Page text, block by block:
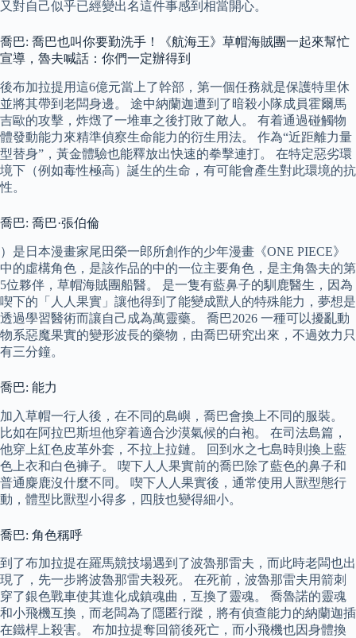
又對自己似乎已經變出名這件事感到相當開心。
喬巴: 喬巴也叫你要勤洗手！《航海王》草帽海賊團一起來幫忙
宣導，魯夫喊話：你們一定辦得到
後布加拉提用這6億元當上了幹部，第一個任務就是保護特里休
並將其帶到老闆身邊。 途中納蘭迦遭到了暗殺小隊成員霍爾馬
吉歐的攻擊，炸燬了一堆車之後打敗了敵人。 有着通過碰觸物
體發動能力來精準偵察生命能力的衍生用法。 作為“近距離力量
型替身”，黃金體驗也能釋放出快速的拳擊連打。 在特定惡劣環
境下（例如毒性極高）誕生的生命，有可能會產生對此環境的抗
性。
喬巴: 喬巴·張伯倫
）是日本漫畫家尾田榮一郎所創作的少年漫畫《ONE PIECE》
中的虛構角色，是該作品的中的一位主要角色，是主角魯夫的第
5位夥伴，草帽海賊團船醫。 是一隻有藍鼻子的馴鹿醫生，因為
喫下的「人人果實」讓他得到了能變成獸人的特殊能力，夢想是
透過學習醫術而讓自己成為萬靈藥。 喬巴2026 一種可以擾亂動
物系惡魔果實的變形波長的藥物，由喬巴研究出來，不過效力只
有三分鐘。
喬巴: 能力
加入草帽一行人後，在不同的島嶼，喬巴會換上不同的服裝。
比如在阿拉巴斯坦他穿着適合沙漠氣候的白袍。 在司法島篇，
他穿上紅色皮革外套，不拉上拉鏈。 回到水之七島時則換上藍
色上衣和白色褲子。 喫下人人果實前的喬巴除了藍色的鼻子和
普通麋鹿沒什麼不同。 喫下人人果實後，通常使用人獸型態行
動，體型比獸型小得多，四肢也變得細小。
喬巴: 角色稱呼
到了布加拉提在羅馬競技場遇到了波魯那雷夫，而此時老闆也出
現了，先一步將波魯那雷夫殺死。 在死前，波魯那雷夫用箭刺
穿了銀色戰車使其進化成鎮魂曲，互換了靈魂。 喬魯諾的靈魂
和小飛機互換，而老闆為了隱匿行蹤，將有偵查能力的納蘭迦插
在鐵桿上殺害。 布加拉提奪回箭後死亡，而小飛機也因身體換